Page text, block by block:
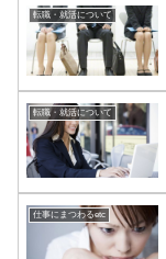
転職・就活について
転職・就活について
仕事にまつわるetc